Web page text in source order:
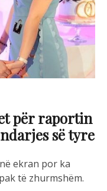
për raportin
së tyre
ekran por ka
të zhurmshëm.